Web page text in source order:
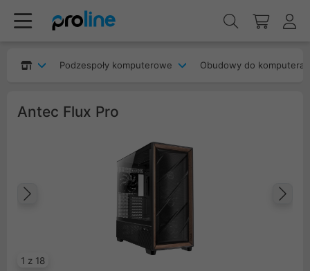
Podzespoły komputerowe Obudowy do komputera
Antec Flux Pro
1 z 18
Poprzedni